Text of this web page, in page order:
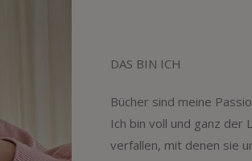
DAS BIN ICH
Bücher sind meine
Ich bin voll und ganz der
verfallen, mit denen sie